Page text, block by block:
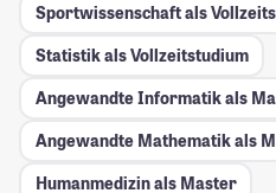
Sportwissenschaft als
Statistik als Vollzeitstudium
Angewandte Informatik als
Angewandte Mathematik als
Humanmedizin als Master